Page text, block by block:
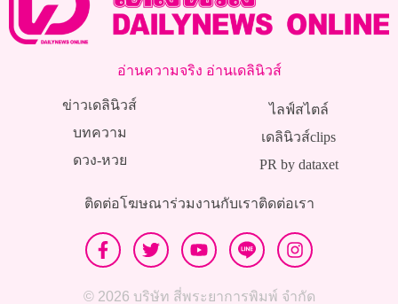
อ่านความจริง อ่านเดลินิวส์
ข่าวเดลินิวส์
บทความ
ดวง-หวย
ไลฟ์สไตล์
เดลินิวส์clips
PR by dataxet
ติดต่อโฆษณาร่วมงานกับเราติดต่อเรา
© 2026 บริษัท สี่พระยาการพิมพ์ จำกัด